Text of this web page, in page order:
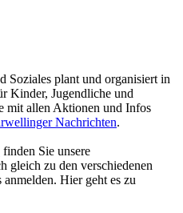
Soziales plant und organisiert in
Kinder, Jugendliche und
mit allen Aktionen und Infos
Nachrichten.
finden Sie unsere
gleich zu den verschiedenen
Hier geht es zu